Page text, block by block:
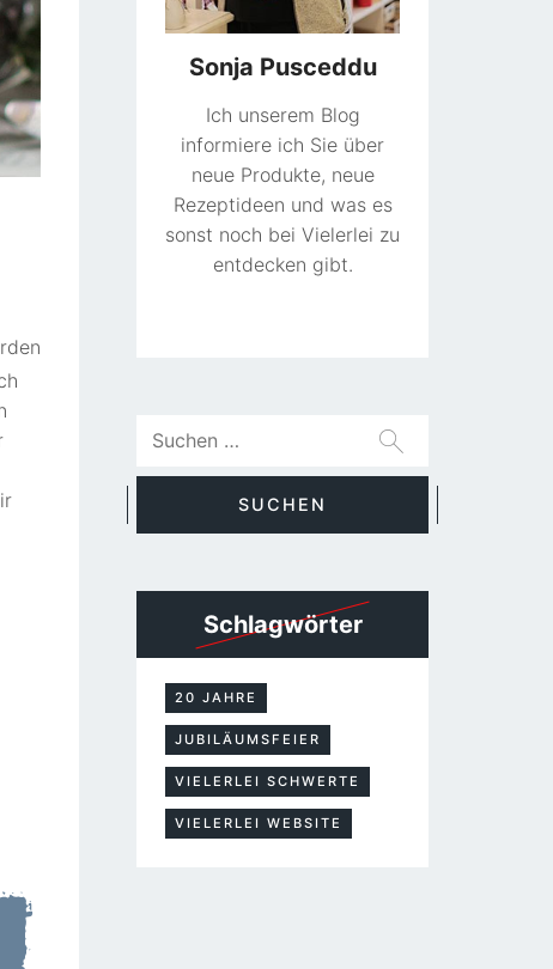
Sonja Pusceddu
Ich unserem Blog
informiere ich Sie über
neue Produkte, neue
Rezeptideen und was es
sonst noch bei Vielerlei zu
entdecken gibt.
Schlagwörter
20 JAHRE
JUBILÄUMSFEIER
VIELERLEI SCHWERTE
VIELERLEI WEBSITE